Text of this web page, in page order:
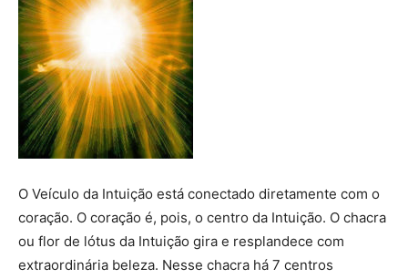
O Veículo da Intuição está conectado diretamente com o
coração. O coração é, pois, o centro da Intuição. O chacra
ou flor de lótus da Intuição gira e resplandece com
extraordinária beleza. Nesse chacra há 7 centros